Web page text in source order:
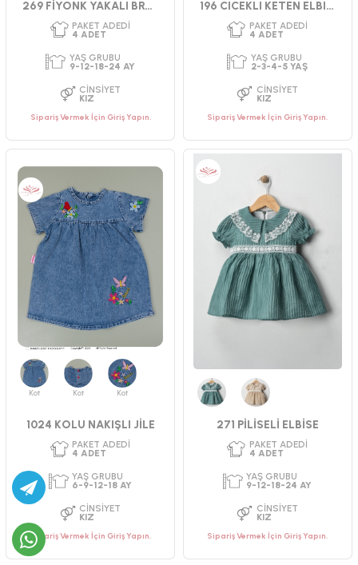
PAKET ADEDI
4ADET
2-3-4-5 YAŞ
CINSIYET
KIZ
PAKET ADEDI
4ADET
269 FİYONK YAKALI BRODE ELBİSE
Sipariş Vermek İçin Giriş Yapın.
196 CICEKLI KETEN ELBISE
Sipariş Vermek İçin Giriş Yapın.
Kot Kot Kot
1024 KOLU NAKIŞLI JİLE
Sipariş Vermek İçin Giriş Yapın.
271 PİLİSELİ ELBİSE
Sipariş Vermek İçin Giriş Yapın.